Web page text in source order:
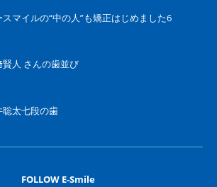
スマイルの“中の人”も矯正はじめました6
賢人 さんの歯並び
聡太七段の歯
FOLLOW E-Smile